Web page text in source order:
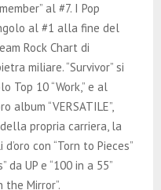
al #7. I Pop
al #1 alla fine del
Rock Chart di
miliare. “Survivor” si
Top 10 “Work,” e al
album “VERSATILE”,
propria carriera, la
con “Torn to Pieces”
da UP e “100 in a 55”
the Mirror”.